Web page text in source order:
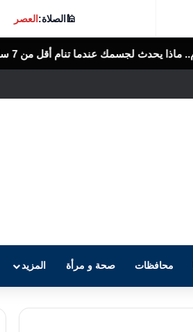
🕌الصلاة:العصر
الرأى العام المصرى
محافظات صحة و مرأة المزيد